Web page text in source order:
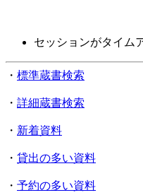
セッションがタイム
・ 標準蔵書検索
・ 詳細蔵書検索
・ 新着資料
・ 貸出の多い資料
・ 予約の多い資料